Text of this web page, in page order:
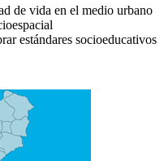
de vida en el medio urbano
estándares socioeducativos
Ágata